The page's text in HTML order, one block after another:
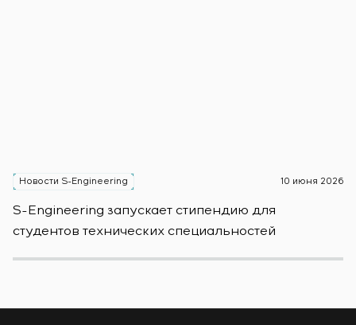
Новости S-Engineering 10 июня 2026
S-Engineering запускает стипендию для
студентов технических специальностей